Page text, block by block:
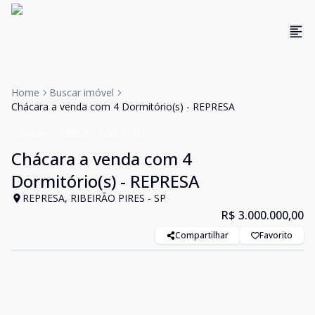
Home
Buscar imóvel
Chácara a venda com 4 Dormitório(s) - REPRESA
Chácara a venda com 4
Dormitório(s) - REPRESA
REPRESA, RIBEIRÃO PIRES - SP
R$ 3.000.000,00
Compartilhar Favorito